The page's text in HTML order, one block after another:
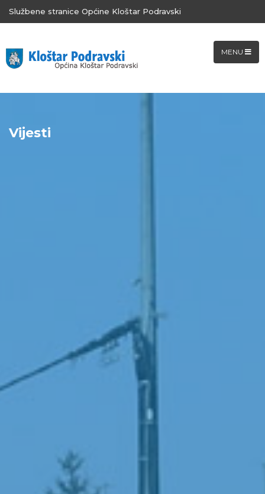
Službene stranice Općine Kloštar Podravski
MENU
Vijesti